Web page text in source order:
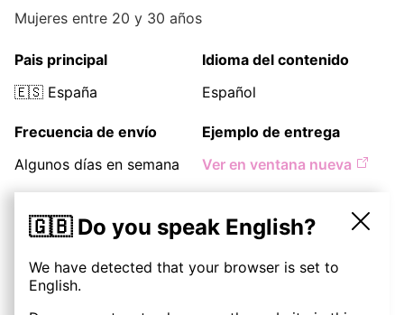
🇬🇧 Do you speak English?
We have detected that your browser is set to
English.
Mujeres entre 20 y 30 años
Pais principal
🇪🇸 España
Idioma del contenido
Español
Frecuencia de envío
Algunos días en semana
Ejemplo de entrega
Ver en ventana nueva
Precios
Descripción